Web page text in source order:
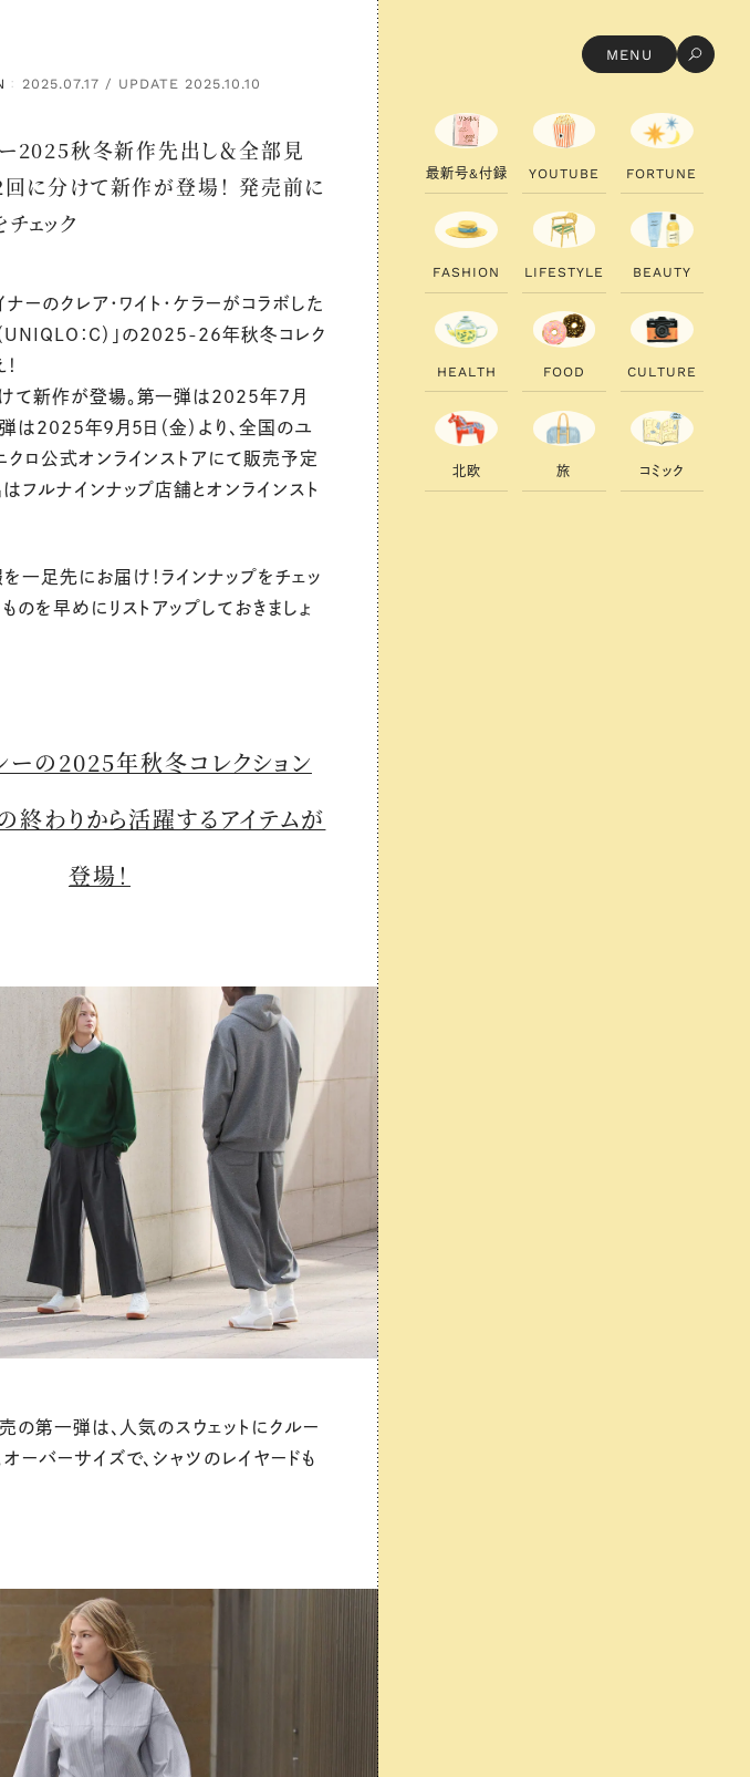
MENU
： 2025.07.17 / UPDATE 2025.10.10
ー2025秋冬新作先出し＆全部見
回に分けて新作が登場！ 発売前に
ェック
ーのクレア・ワイト・ケラーがコラボした
（UNIQLO：C）」の2025-26年秋冬コレク
て新作が登場。第一弾は2025年7月
弾は2025年9月5日（金）より、全国のユ
クロ公式オンラインストアにて販売予定
フルナインナップ店舗とオンラインスト
一足先にお届け！ラインナップをチェッ
のを早めにリストアップしておきましょ
ーの2025年秋冬コレクション
わりから活躍するアイテムが
登場！
の第一弾は、人気のスウェットにクルー
ーバーサイズで、シャツのレイヤードも
最新号&付録 YOUTU B E FORTU N E
FAS H ION LI FESTYLE B EAUTY
H EALTH FOOD CU LTU RE
北欧 旅 コ ミ ック